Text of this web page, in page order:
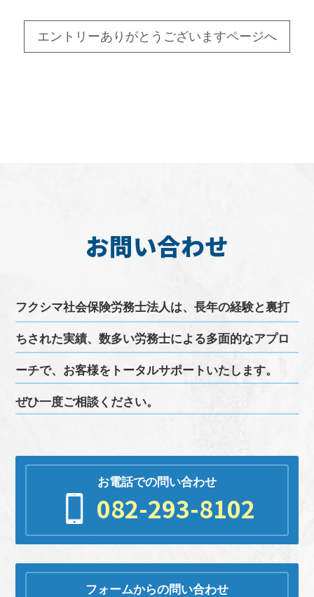
ブログ
エントリーありがとうございますページへ
お問い合わせ
フクシマ社会保険労務士法人は、長年の経験と裏打
ちされた実績、数多い労務士による多面的なアプロ
ーチで、お客様をトータルサポートいたします。
ぜひ一度ご相談ください。
お電話での問い合わせ
082-293-8102
フォームからの問い合わせ